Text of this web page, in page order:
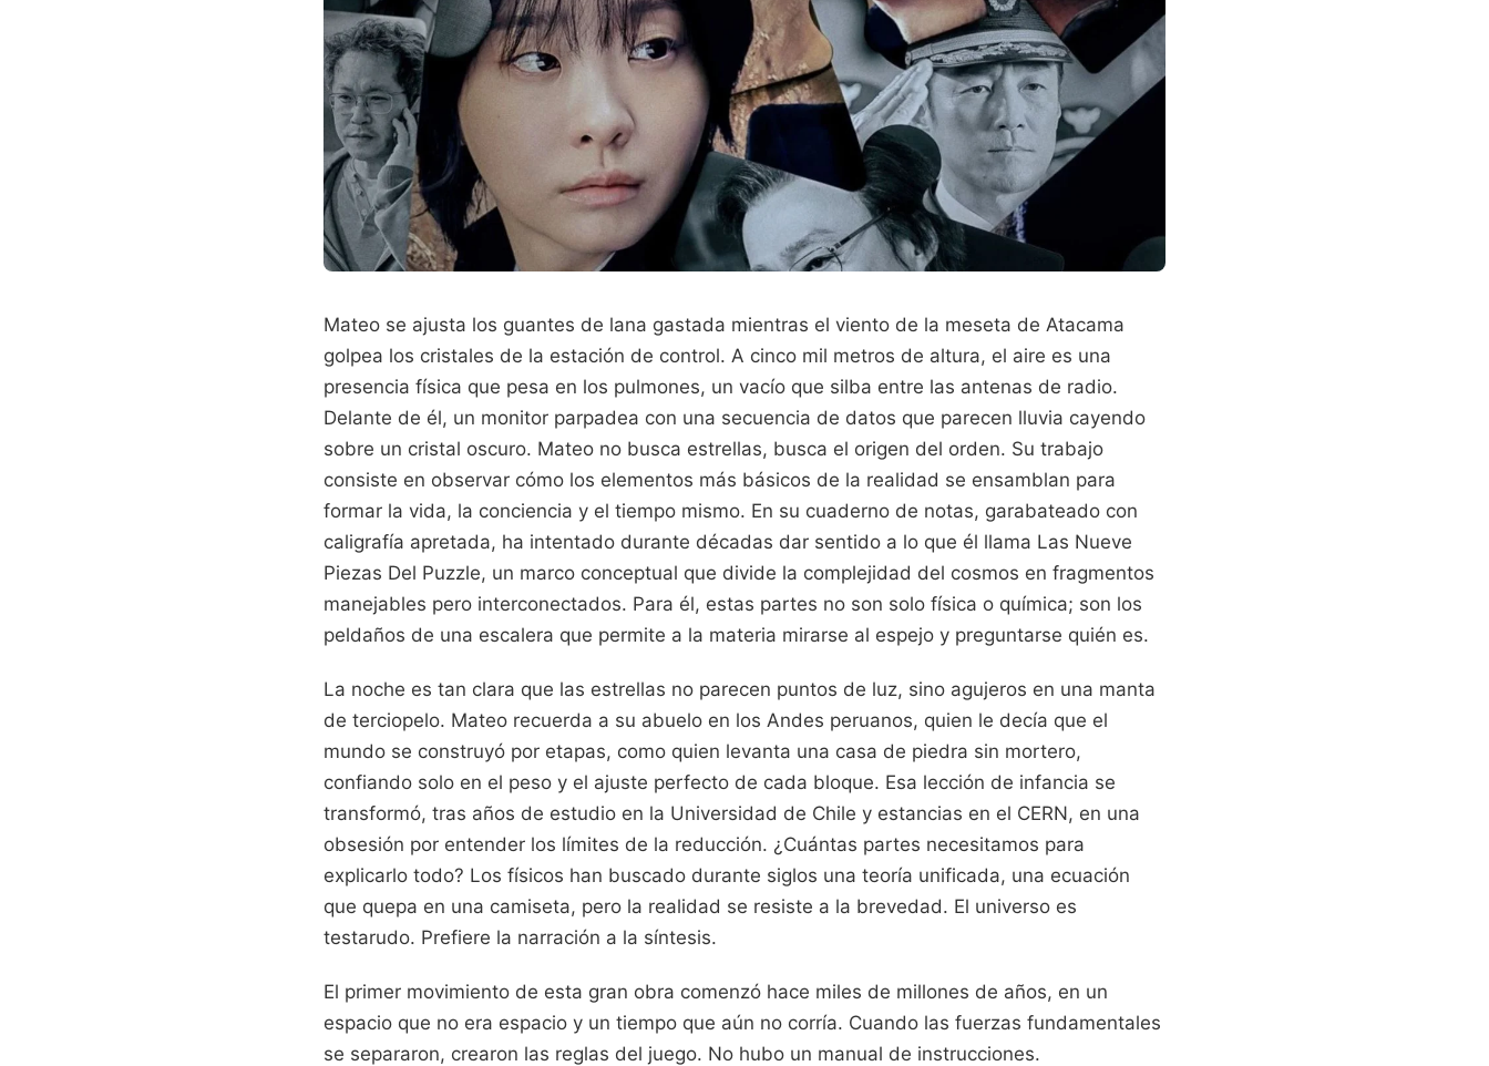
Mateo se ajusta los guantes de lana gastada mientras el viento de la meseta de Atacama
golpea los cristales de la estación de control. A cinco mil metros de altura, el aire es una
presencia física que pesa en los pulmones, un vacío que silba entre las antenas de radio.
Delante de él, un monitor parpadea con una secuencia de datos que parecen lluvia cayendo
sobre un cristal oscuro. Mateo no busca estrellas, busca el origen del orden. Su trabajo
consiste en observar cómo los elementos más básicos de la realidad se ensamblan para
formar la vida, la conciencia y el tiempo mismo. En su cuaderno de notas, garabateado con
caligrafía apretada, ha intentado durante décadas dar sentido a lo que él llama Las Nueve
Piezas Del Puzzle, un marco conceptual que divide la complejidad del cosmos en fragmentos
manejables pero interconectados. Para él, estas partes no son solo física o química; son los
peldaños de una escalera que permite a la materia mirarse al espejo y preguntarse quién es.
La noche es tan clara que las estrellas no parecen puntos de luz, sino agujeros en una manta
de terciopelo. Mateo recuerda a su abuelo en los Andes peruanos, quien le decía que el
mundo se construyó por etapas, como quien levanta una casa de piedra sin mortero,
confiando solo en el peso y el ajuste perfecto de cada bloque. Esa lección de infancia se
transformó, tras años de estudio en la Universidad de Chile y estancias en el CERN, en una
obsesión por entender los límites de la reducción. ¿Cuántas partes necesitamos para
explicarlo todo? Los físicos han buscado durante siglos una teoría unificada, una ecuación
que quepa en una camiseta, pero la realidad se resiste a la brevedad. El universo es
testarudo. Prefiere la narración a la síntesis.
El primer movimiento de esta gran obra comenzó hace miles de millones de años, en un
espacio que no era espacio y un tiempo que aún no corría. Cuando las fuerzas fundamentales
se separaron, crearon las reglas del juego. No hubo un manual de instrucciones.